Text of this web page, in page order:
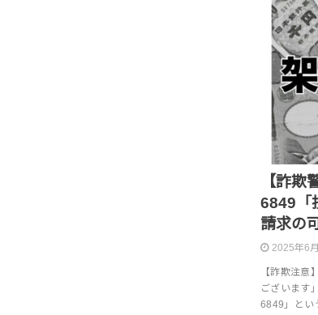
【詐
6849「
請求の
2025年6
【詐欺注
ございます
6849」とい